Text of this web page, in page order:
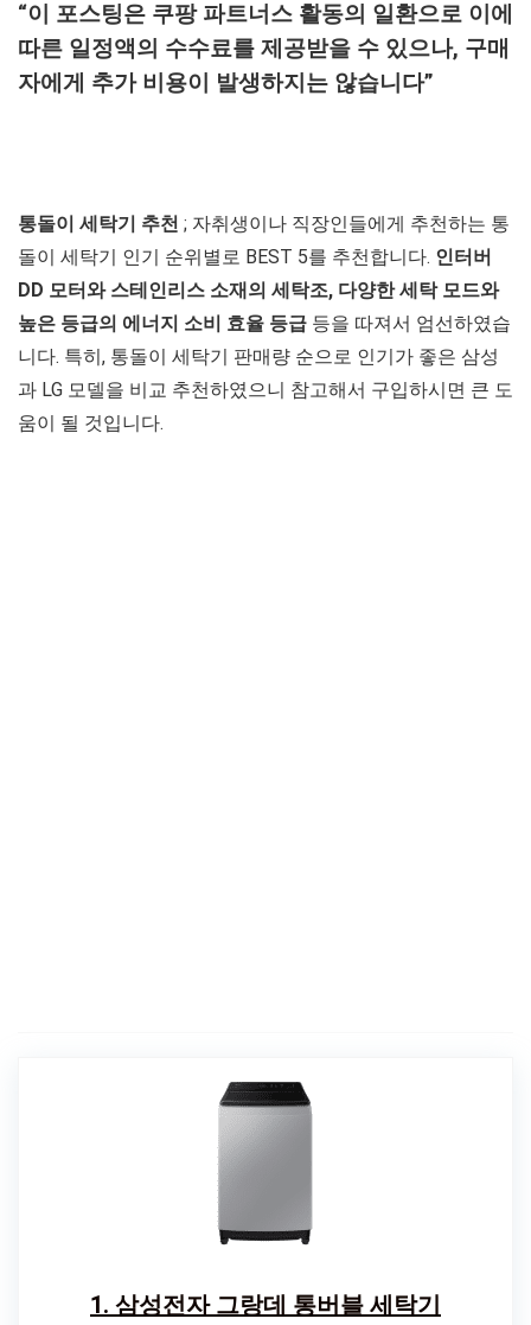
“이 포스팅은 쿠팡 파트너스 활동의 일환으로 이에
따른 일정액의 수수료를 제공받을 수 있으나, 구매
자에게 추가 비용이 발생하지는 않습니다”
통돌이 세탁기 추천 ; 자취생이나 직장인들에게 추천하는 통
돌이 세탁기 인기 순위별로 BEST 5를 추천합니다. 인터버
DD 모터와 스테인리스 소재의 세탁조, 다양한 세탁 모드와
높은 등급의 에너지 소비 효율 등급 등을 따져서 엄선하였습
니다. 특히, 통돌이 세탁기 판매량 순으로 인기가 좋은 삼성
과 LG 모델을 비교 추천하였으니 참고해서 구입하시면 큰 도
움이 될 것입니다.
1. 삼성전자 그랑데 통버블 세탁기